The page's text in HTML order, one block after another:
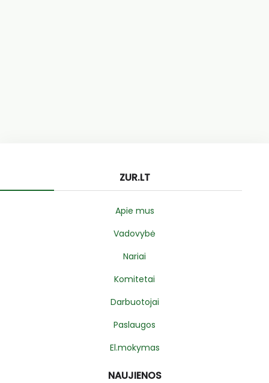
ZUR.LT
Apie mus
Vadovybė
Nariai
Komitetai
Darbuotojai
Paslaugos
El.mokymas
NAUJIENOS